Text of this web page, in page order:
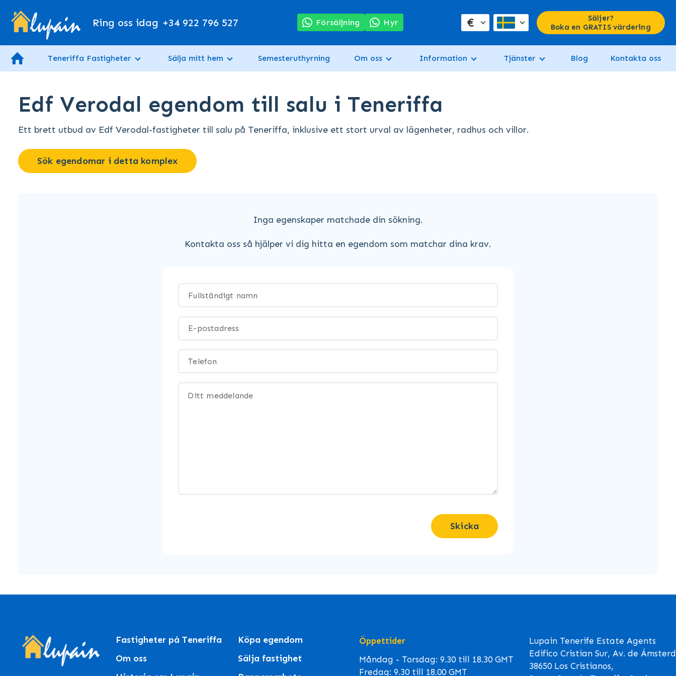
Ring oss idag +34 922 796 527 Försäljning Hyr €
Säljer?
Boka en GRATIS värdering
Teneriffa Fastigheter Sälja mitt hem Semesteruthyrning Om oss Information Tjänster Blog Kontakta oss
Edf Verodal egendom till salu i Teneriffa
Ett brett utbud av Edf Verodal-fastigheter till salu på Teneriffa, inklusive ett stort urval av lägenheter, radhus och villor.
Sök egendomar i detta komplex
Inga egenskaper matchade din sökning.
Kontakta oss så hjälper vi dig hitta en egendom som matchar dina krav.
Skicka
Fastigheter på Teneriffa
Om oss
Köpa egendom
Sälja fastighet
Öppettider
Måndag - Torsdag: 9.30 till 18.30 GMT
Fredag: 9.30 till 18.00 GMT
Lupain Tenerife Estate Agents
Edifico Cristian Sur, Av. de
38650 Los Cristianos,